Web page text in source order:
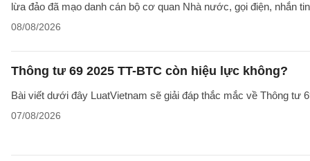
lừa đảo đã mạo danh cán bộ cơ quan Nhà nước, gọi điện, nhắn
08/08/2026
Thông tư 69 2025 TT-BTC còn hiệu lực không?
Bài viết dưới đây LuatVietnam sẽ giải đáp thắc mắc về Thông tư
07/08/2026